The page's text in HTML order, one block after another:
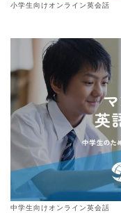
小学生向けオンライン英会話
中学生向けオンライン英会話